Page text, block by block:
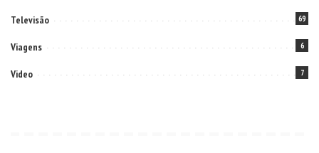
Televisão 69
Viagens 6
Video 7